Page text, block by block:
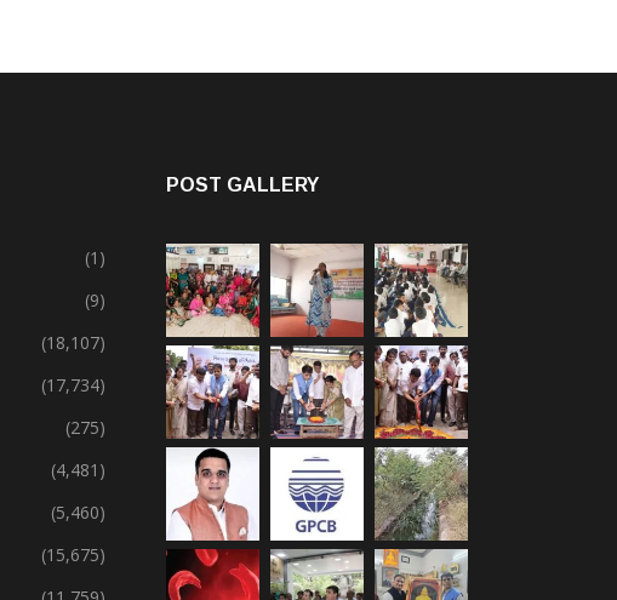
(1)
(9)
(18,107)
(17,734)
(275)
(4,481)
(5,460)
(15,675)
POST GALLERY